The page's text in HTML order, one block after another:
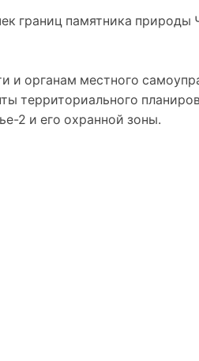
границ памятника природы
и органам местного
территориального
2 и его охранной зоны.